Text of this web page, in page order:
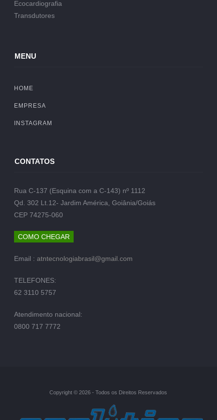
Ecocardiografia
Transdutores
MENU
HOME
EMPRESA
INSTAGRAM
CONTATOS
Rua C-137 (Esquina com a C-143) nº 1112
Qd. 302 Lt.12- Jardim América, Goiânia/Goiás
CEP 74275-060
COMO CHEGAR
Email : atntecnologiabrasil@gmail.com
TELEFONES:
62 3110 5757
Atendimento nacional:
0800 717 7772
Copyright © 2026 - Todos os Direitos Reservados